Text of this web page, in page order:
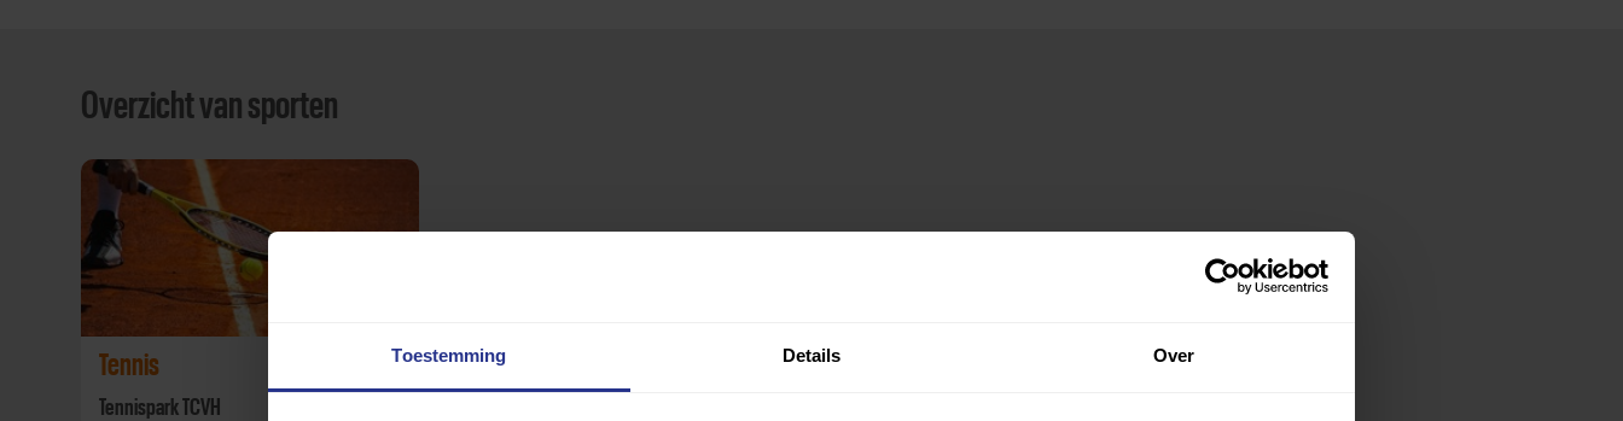
Toestemming Details Over
Overzicht van sporten
Tennis
Tennispark TCVH